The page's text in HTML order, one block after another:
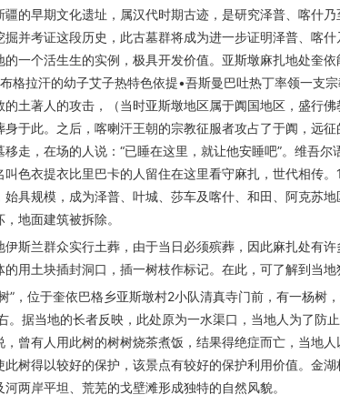
疆的早期文化遗址，属汉代时期古迹，是研究泽普、喀什
掘并考证这段历史，此古墓群将成为进一步证明泽普、喀
的一个活生生的实例，极具开发价值。亚斯墩麻扎地处奎
格拉汗的幼子艾子热特色依提•吾斯曼巴吐热丁率领一支
的土著人的攻击，（当时亚斯墩地区属于阗国地区，盛行
身于此。之后，喀喇汗王朝的宗教征服者攻占了于阗，远
走，在场的人说：“已睡在这里，就让他安睡吧”。维吾尔
叫色衣提衣比里巴卡的人留住在这里看守麻扎，世代相传
始具规模，成为泽普、叶城、莎车及喀什、和田、阿克苏
地面建筑被拆除。
兰群众实行土葬，由于当日必须殡葬，因此麻扎处有许
的用土块插封洞口，插一树枝作标记。在此，可了解到当地
位于奎依巴格乡亚斯墩村2小队清真寺门前，有一杨树
。据当地的长者反映，此处原为一水渠口，当地人为了防
，曾有人用此树的树树烧茶煮饭，结果得绝症而亡，当地
此树得以较好的保护，该景点有较好的保护利用价值。金
河两岸平坦、荒芜的戈壁滩形成独特的自然风貌。